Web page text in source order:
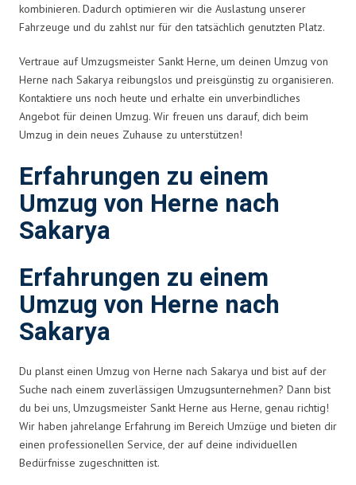
kombinieren. Dadurch optimieren wir die Auslastung unserer
Fahrzeuge und du zahlst nur für den tatsächlich genutzten Platz.
Vertraue auf Umzugsmeister Sankt Herne, um deinen Umzug von
Herne nach Sakarya reibungslos und preisgünstig zu organisieren.
Kontaktiere uns noch heute und erhalte ein unverbindliches
Angebot für deinen Umzug. Wir freuen uns darauf, dich beim
Umzug in dein neues Zuhause zu unterstützen!
Erfahrungen zu einem
Umzug von Herne nach
Sakarya
Erfahrungen zu einem
Umzug von Herne nach
Sakarya
Du planst einen Umzug von Herne nach Sakarya und bist auf der
Suche nach einem zuverlässigen Umzugsunternehmen? Dann bist
du bei uns, Umzugsmeister Sankt Herne aus Herne, genau richtig!
Wir haben jahrelange Erfahrung im Bereich Umzüge und bieten dir
einen professionellen Service, der auf deine individuellen
Bedürfnisse zugeschnitten ist.